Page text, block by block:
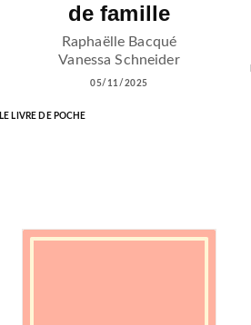
de famille
Raphaëlle Bacqué
Vanessa Schneider
05/11/2025
LE LIVRE DE POCHE